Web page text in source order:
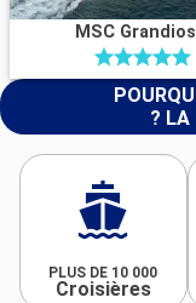
MSC
? LA
PLUS DE 10 000
Croisières